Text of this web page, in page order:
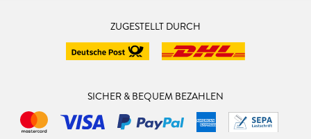
ZUGESTELLT DURCH
SICHER & BEQUEM BEZAHLEN